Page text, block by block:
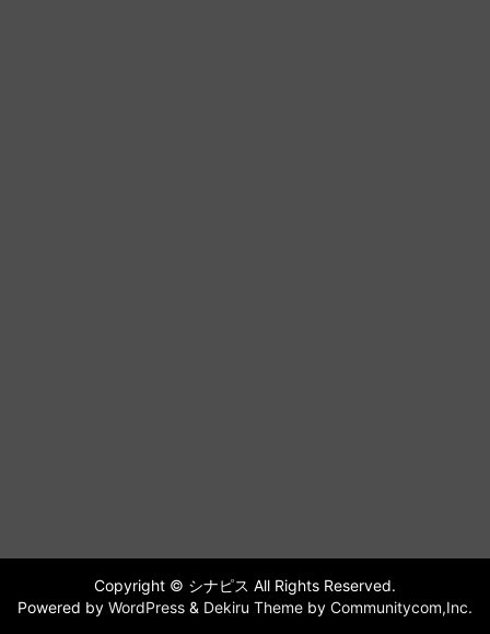
Copyright © シナピス All Rights Reserved.
Powered by WordPress & Dekiru Theme by Communitycom,Inc.